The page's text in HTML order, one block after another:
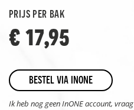
prijs per bak
€ 17,95
bestel via inone
Ik heb nog geen InONE account, vraag